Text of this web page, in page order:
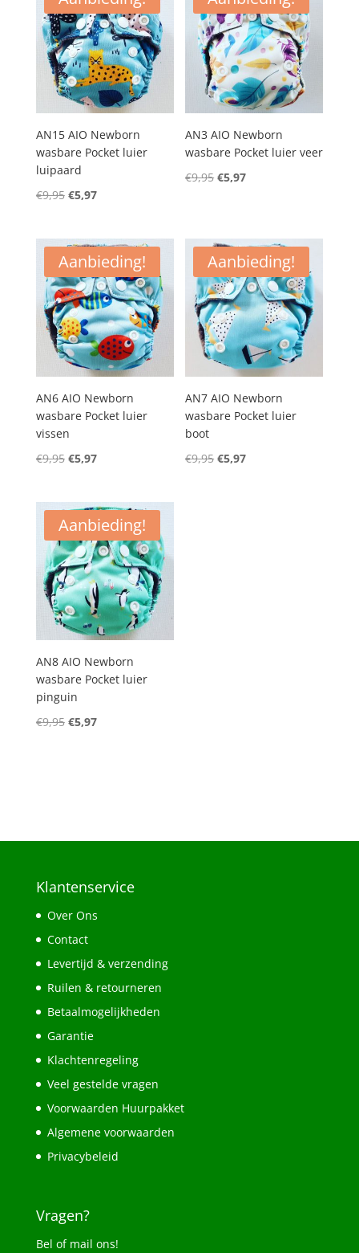
AN15 AIO Newborn
wasbare Pocket luier
luipaard
€9,95 Oorspronkelijke
was:
€9,95.
€5,97Huidige
is:
€5,97.
AN3 AIO Newborn
wasbare Pocket luier veer
€9,95 Oorspronkelijke
€9,95.
€5,97Huidige
€5,97.
Aanbieding!
AN6 AIO Newborn
wasbare Pocket luier
vissen
€9,95 Oorspronkelijke
was:
€9,95.
€5,97Huidige
is:
€5,97.
Aanbieding!
AN7 AIO Newborn
wasbare Pocket luier
boot
€9,95 Oorspronkelijke
€5,97Huidige
Aanbieding!
AN8 AIO Newborn
wasbare Pocket luier
pinguin
€9,95 Oorspronkelijke
€5,97Huidige
Klantenservice
Over Ons
Contact
Levertijd & verzending
Ruilen & retourneren
Betaalmogelijkheden
Garantie
Klachtenregeling
Veel gestelde vragen
Voorwaarden Huurpakket
Algemene voorwaarden
Privacybeleid
Vragen?
Bel of mail ons!